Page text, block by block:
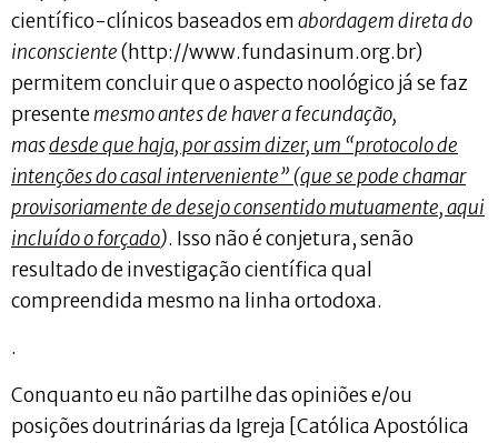
científico-clínicos baseados emabordagem direta do
inconsciente(http://www.fundasinum.org.br)
permitem concluir que o aspecto noológico já se faz
presentemesmo antes de haver a fecundação,
masdesde que haja, por assim dizer, um “protocolo de
intenções do casal interveniente” (que se pode chamar
provisoriamente de desejo consentido mutuamente, aqui
incluído o forçado). Isso não é conjetura, senão
resultado de investigação científica qual
compreendida mesmo na linha ortodoxa.
.
Conquanto eu não partilhe das opiniões e/ou
posições doutrinárias da Igreja [Católica Apostólica